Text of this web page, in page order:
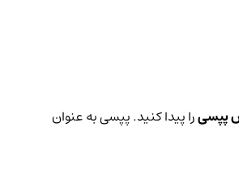
پپسیرا پیدا کنید. پپسی به عنوان